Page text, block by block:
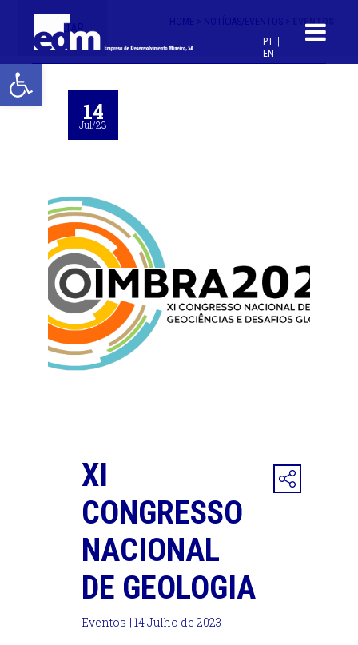
Open toolbar
PT
EN
< VOLTAR EVENTOS
14
Jul/23
XI
CONGRESSO
NACIONAL
DE GEOLOGIA
Eventos | 14 Julho de 2023